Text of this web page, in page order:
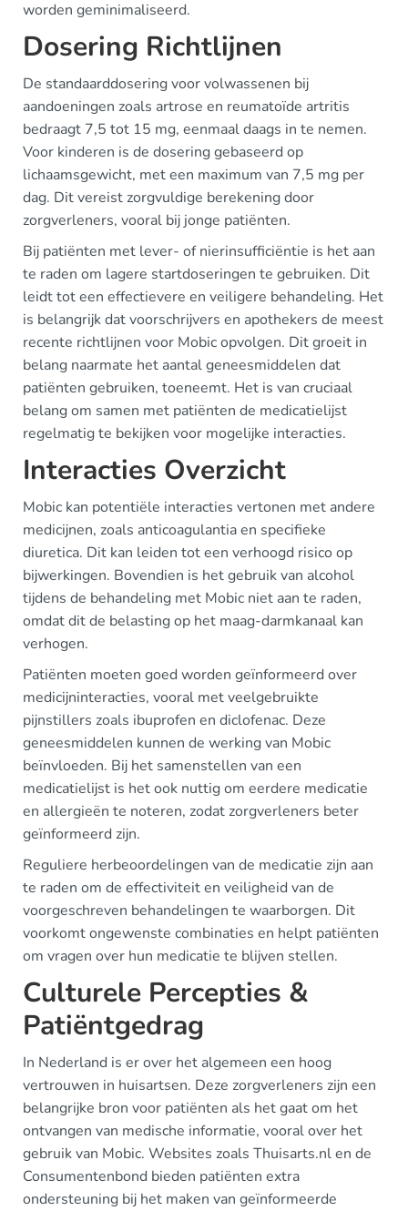
worden geminimaliseerd.
Dosering Richtlijnen
De standaarddosering voor volwassenen bij
aandoeningen zoals artrose en reumatoïde artritis
bedraagt 7,5 tot 15 mg, eenmaal daags in te nemen.
Voor kinderen is de dosering gebaseerd op
lichaamsgewicht, met een maximum van 7,5 mg per
dag. Dit vereist zorgvuldige berekening door
zorgverleners, vooral bij jonge patiënten.
Bij patiënten met lever- of nierinsufficiëntie is het aan
te raden om lagere startdoseringen te gebruiken. Dit
leidt tot een effectievere en veiligere behandeling. Het
is belangrijk dat voorschrijvers en apothekers de meest
recente richtlijnen voor Mobic opvolgen. Dit groeit in
belang naarmate het aantal geneesmiddelen dat
patiënten gebruiken, toeneemt. Het is van cruciaal
belang om samen met patiënten de medicatielijst
regelmatig te bekijken voor mogelijke interacties.
Interacties Overzicht
Mobic kan potentiële interacties vertonen met andere
medicijnen, zoals anticoagulantia en specifieke
diuretica. Dit kan leiden tot een verhoogd risico op
bijwerkingen. Bovendien is het gebruik van alcohol
tijdens de behandeling met Mobic niet aan te raden,
omdat dit de belasting op het maag-darmkanaal kan
verhogen.
Patiënten moeten goed worden geïnformeerd over
medicijninteracties, vooral met veelgebruikte
pijnstillers zoals ibuprofen en diclofenac. Deze
geneesmiddelen kunnen de werking van Mobic
beïnvloeden. Bij het samenstellen van een
medicatielijst is het ook nuttig om eerdere medicatie
en allergieën te noteren, zodat zorgverleners beter
geïnformeerd zijn.
Reguliere herbeoordelingen van de medicatie zijn aan
te raden om de effectiviteit en veiligheid van de
voorgeschreven behandelingen te waarborgen. Dit
voorkomt ongewenste combinaties en helpt patiënten
om vragen over hun medicatie te blijven stellen.
Culturele Percepties &
Patiëntgedrag
In Nederland is er over het algemeen een hoog
vertrouwen in huisartsen. Deze zorgverleners zijn een
belangrijke bron voor patiënten als het gaat om het
ontvangen van medische informatie, vooral over het
gebruik van Mobic. Websites zoals Thuisarts.nl en de
Consumentenbond bieden patiënten extra
ondersteuning bij het maken van geïnformeerde